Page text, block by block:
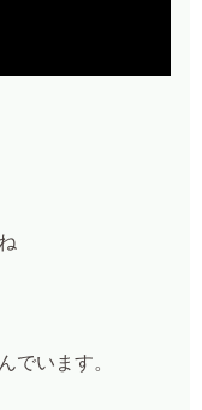
でいます。